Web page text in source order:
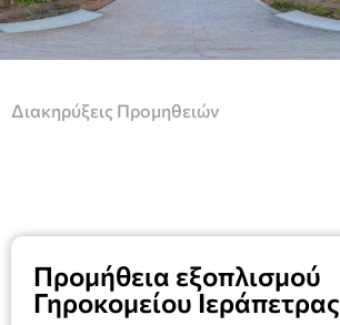
Διακηρύξεις Προμηθειών
Προμήθεια εξοπλισμού
Γηροκομείου Ιεράπετρας